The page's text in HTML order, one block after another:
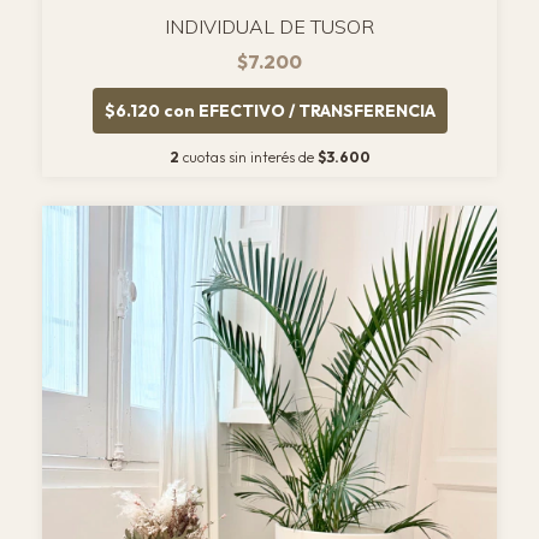
INDIVIDUAL DE TUSOR
$7.200
$6.120 con EFECTIVO / TRANSFERENCIA
2 cuotas sin interés de $3.600